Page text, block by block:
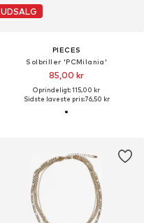
UDSALG
PIECES
Solbriller 'PCMilania'
85,00 kr
Oprindeligt: 115,00 kr
Sidste laveste pris:76,50 kr